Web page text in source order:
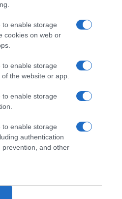
to enable storage
cookies on web or
to enable storage
the website or app.
to enable storage
to enable storage
authentication
and other
“Μια τέτοια
είναι προς υπεράσπιση"